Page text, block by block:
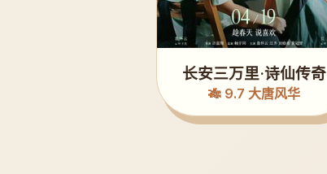
长安三万里·诗仙传奇
🎋 9.7 大唐风华